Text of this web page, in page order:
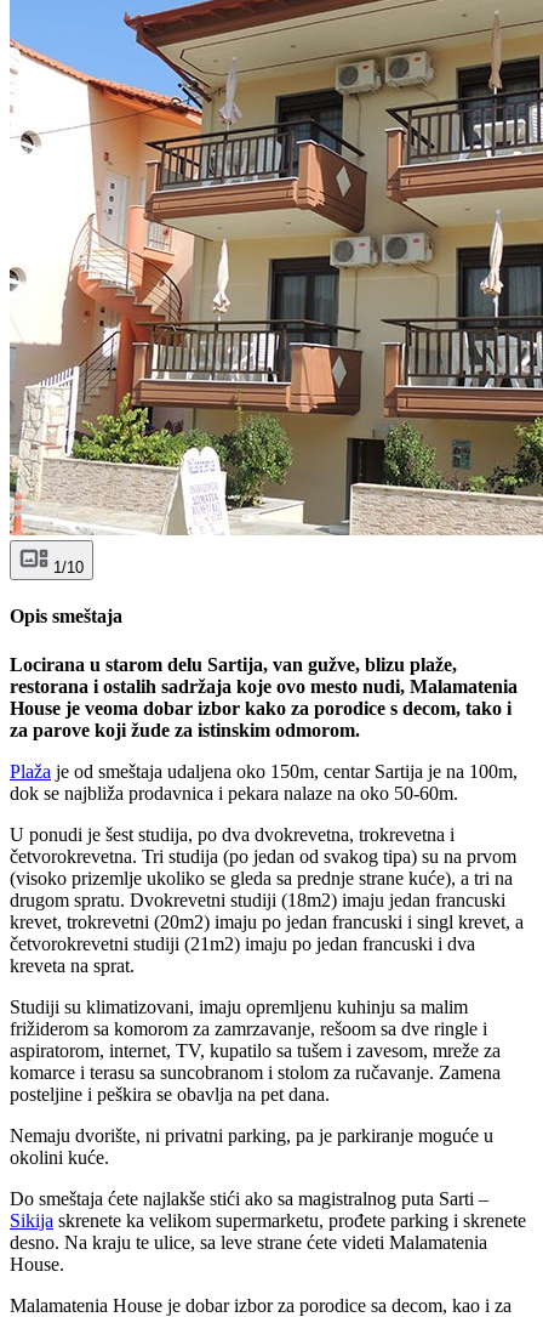
1/10
Opis smeštaja
Locirana u starom delu Sartija, van gužve, blizu plaže,
restorana i ostalih sadržaja koje ovo mesto nudi, Malamatenia
House je veoma dobar izbor kako za porodice s decom, tako i
za parove koji žude za istinskim odmorom.
Plaža je od smeštaja udaljena oko 150m, centar Sartija je na 100m,
dok se najbliža prodavnica i pekara nalaze na oko 50-60m.
U ponudi je šest studija, po dva dvokrevetna, trokrevetna i
četvorokrevetna. Tri studija (po jedan od svakog tipa) su na prvom
(visoko prizemlje ukoliko se gleda sa prednje strane kuće), a tri na
drugom spratu. Dvokrevetni studiji (18m2) imaju jedan francuski
krevet, trokrevetni (20m2) imaju po jedan francuski i singl krevet, a
četvorokrevetni studiji (21m2) imaju po jedan francuski i dva
kreveta na sprat.
Studiji su klimatizovani, imaju opremljenu kuhinju sa malim
frižiderom sa komorom za zamrzavanje, rešoom sa dve ringle i
aspiratorom, internet, TV, kupatilo sa tušem i zavesom, mreže za
komarce i terasu sa suncobranom i stolom za ručavanje. Zamena
posteljine i peškira se obavlja na pet dana.
Nemaju dvorište, ni privatni parking, pa je parkiranje moguće u
okolini kuće.
Do smeštaja ćete najlakše stići ako sa magistralnog puta Sarti –
Sikija skrenete ka velikom supermarketu, prođete parking i skrenete
desno. Na kraju te ulice, sa leve strane ćete videti Malamatenia
House.
Malamatenia House je dobar izbor za porodice sa decom, kao i za